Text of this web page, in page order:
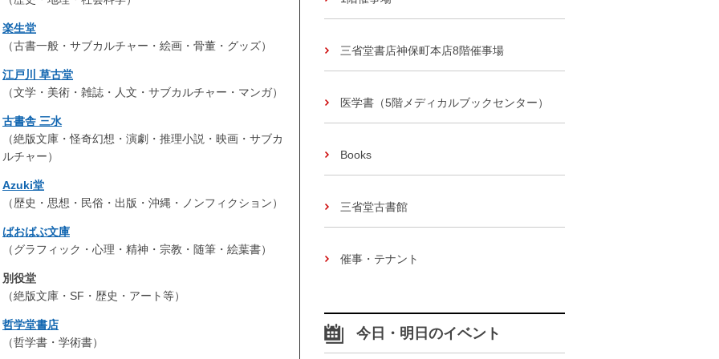
楽生堂
（古書一般・サブカルチャー・絵画・骨董・グッズ）
江戸川 草古堂
（文学・美術・雑誌・人文・サブカルチャー・マンガ）
古書舎 三水
（絶版文庫・怪奇幻想・演劇・推理小説・映画・サブカ
ルチャー）
Azuki堂
（歴史・思想・民俗・出版・沖縄・ノンフィクション）
ばおばぶ文庫
（グラフィック・心理・精神・宗教・随筆・絵葉書）
別役堂
（絶版文庫・SF・歴史・アート等）
哲学堂書店
（哲学書・学術書）
三省堂書店神保町本店8階催事場
医学書（5階メディカルブックセンター）
Books
三省堂古書館
催事・テナント
今日・明日のイベント